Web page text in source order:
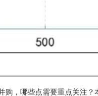
，哪些点需要重点关注？